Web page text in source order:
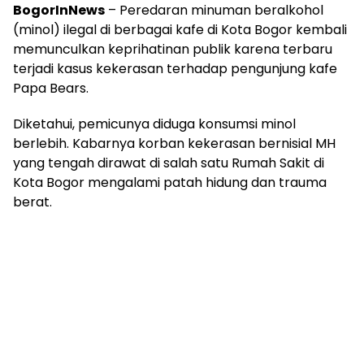
BogorInNews – Peredaran minuman beralkohol
(minol) ilegal di berbagai kafe di Kota Bogor kembali
memunculkan keprihatinan publik karena terbaru
terjadi kasus kekerasan terhadap pengunjung kafe
Papa Bears.
Diketahui, pemicunya diduga konsumsi minol
berlebih. Kabarnya korban kekerasan bernisial MH
yang tengah dirawat di salah satu Rumah Sakit di
Kota Bogor mengalami patah hidung dan trauma
berat.